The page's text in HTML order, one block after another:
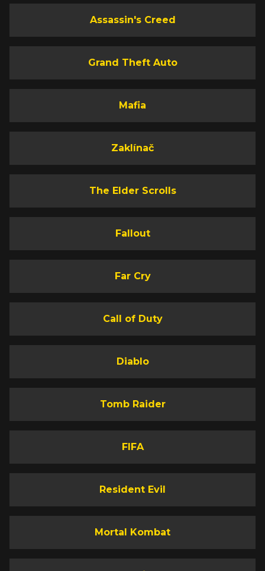
Assassin's Creed
Grand Theft Auto
Mafia
Zaklínač
The Elder Scrolls
Fallout
Far Cry
Call of Duty
Diablo
Tomb Raider
FIFA
Resident Evil
Mortal Kombat